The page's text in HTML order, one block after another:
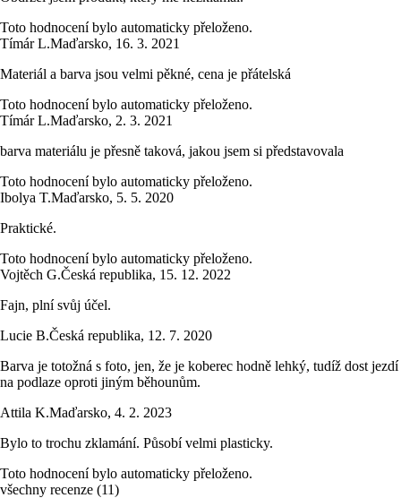
Toto hodnocení bylo automaticky přeloženo.
Tímár L.Maďarsko, 16. 3. 2021
Materiál a barva jsou velmi pěkné, cena je přátelská
Toto hodnocení bylo automaticky přeloženo.
Tímár L.Maďarsko, 2. 3. 2021
barva materiálu je přesně taková, jakou jsem si představovala
Toto hodnocení bylo automaticky přeloženo.
Ibolya T.Maďarsko, 5. 5. 2020
Praktické.
Toto hodnocení bylo automaticky přeloženo.
Vojtěch G.Česká republika, 15. 12. 2022
Fajn, plní svůj účel.
Lucie B.Česká republika, 12. 7. 2020
Barva je totožná s foto, jen, že je koberec hodně lehký, tudíž dost jezdí
na podlaze oproti jiným běhounům.
Attila K.Maďarsko, 4. 2. 2023
Bylo to trochu zklamání. Působí velmi plasticky.
Toto hodnocení bylo automaticky přeloženo.
všechny recenze (11)